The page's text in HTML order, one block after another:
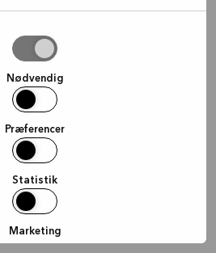
Nødvendig
Præferencer
Statistik
Marketing